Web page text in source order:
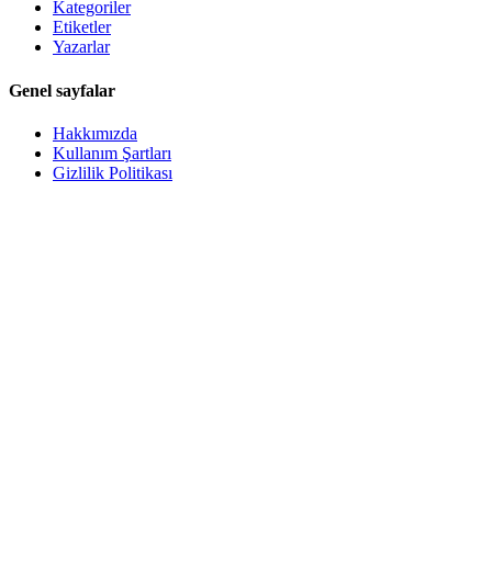
Kategoriler
Etiketler
Yazarlar
Genel sayfalar
Hakkımızda
Kullanım Şartları
Gizlilik Politikası